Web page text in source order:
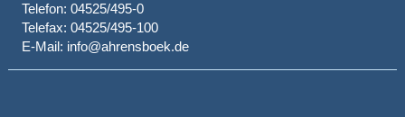
Telefon: 04525/495-0
Telefax: 04525/495-100
E-Mail: info@ahrensboek.de